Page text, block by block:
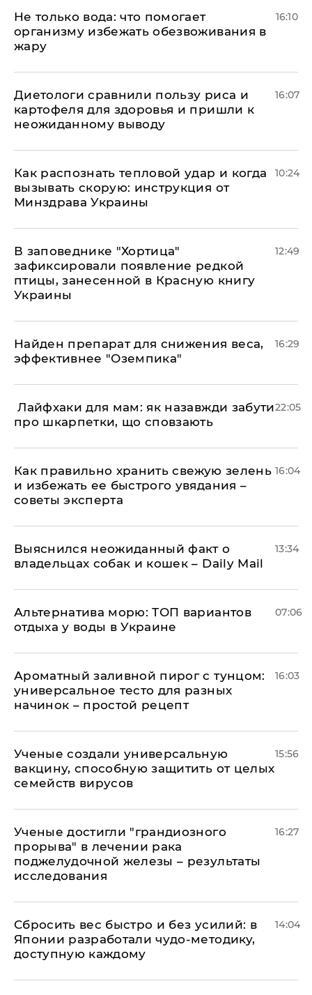
Не только вода: что помогает
организму избежать обезвоживания в
жару
16:10
Диетологи сравнили пользу риса и
картофеля для здоровья и пришли к
неожиданному выводу
16:07
Как распознать тепловой удар и когда
вызывать скорую: инструкция от
Минздрава Украины
10:24
В заповеднике "Хортица"
зафиксировали появление редкой
птицы, занесенной в Красную книгу
Украины
12:49
Найден препарат для снижения веса,
эффективнее "Оземпика"
16:29
​ Лайфхаки для мам: як назавжди забути
про шкарпетки, що сповзають
22:05
Как правильно хранить свежую зелень
и избежать ее быстрого увядания –
советы эксперта
16:04
Выяснился неожиданный факт о
владельцах собак и кошек – Daily Mail
13:34
Альтернатива морю: ТОП вариантов
отдыха у воды в Украине
07:06
Ароматный заливной пирог с тунцом:
универсальное тесто для разных
начинок – простой рецепт
16:03
Ученые создали универсальную
вакцину, способную защитить от целых
семейств вирусов
15:56
Ученые достигли "грандиозного
прорыва" в лечении рака
поджелудочной железы – результаты
исследования
16:27
Сбросить вес быстро и без усилий: в
Японии разработали чудо-методику,
доступную каждому
14:04